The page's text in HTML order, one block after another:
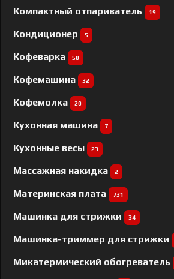
Компактный отпариватель 19
Кондиционер 5
Кофеварка 50
Кофемашина 32
Кофемолка 20
Кухонная машина 7
Кухонные весы 23
Массажная накидка 2
Материнская плата 731
Машинка для стрижки 34
Машинка-триммер для стрижки
Микатермический обогреватель